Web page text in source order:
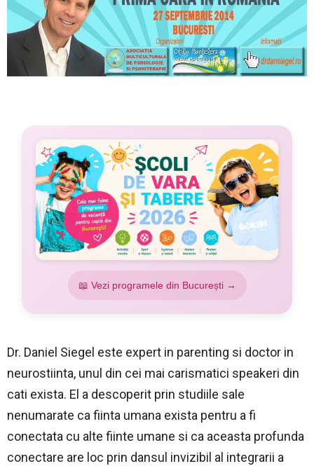
📖 Vezi programele din București →
Dr. Daniel Siegel este expert in parenting si doctor in
neurostiinta, unul din cei mai carismatici speakeri din
cati exista. El a descoperit prin studiile sale
nenumarate ca fiinta umana exista pentru a fi
conectata cu alte fiinte umane si ca aceasta profunda
conectare are loc prin dansul invizibil al integrarii a